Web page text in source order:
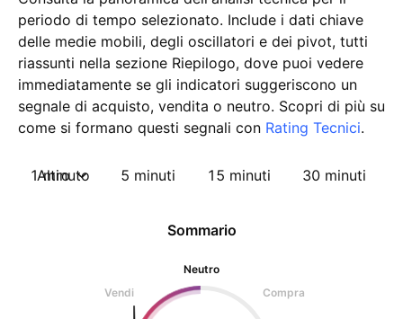
periodo di tempo selezionato. Include i dati chiave
delle medie mobili, degli oscillatori e dei pivot, tutti
riassunti nella sezione Riepilogo, dove puoi vedere
immediatamente se gli indicatori suggeriscono un
segnale di acquisto, vendita o neutro. Scopri di più su
come si formano questi segnali con Rating Tecnici.
1 minuto 5 minuti 15 minuti 30 minuti
Altro
Sommario
Neutro
Vendi
Compra